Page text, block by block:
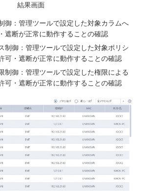
結果画面
御：管理ツールで設定した対象カラムへ
遮断が正常に動作することの確認
制御：管理ツールで設定した対象ポリシ
可・遮断が正常に動作することの確認
制御：管理ツールで設定した権限による
可・遮断が正常に動作することの確認